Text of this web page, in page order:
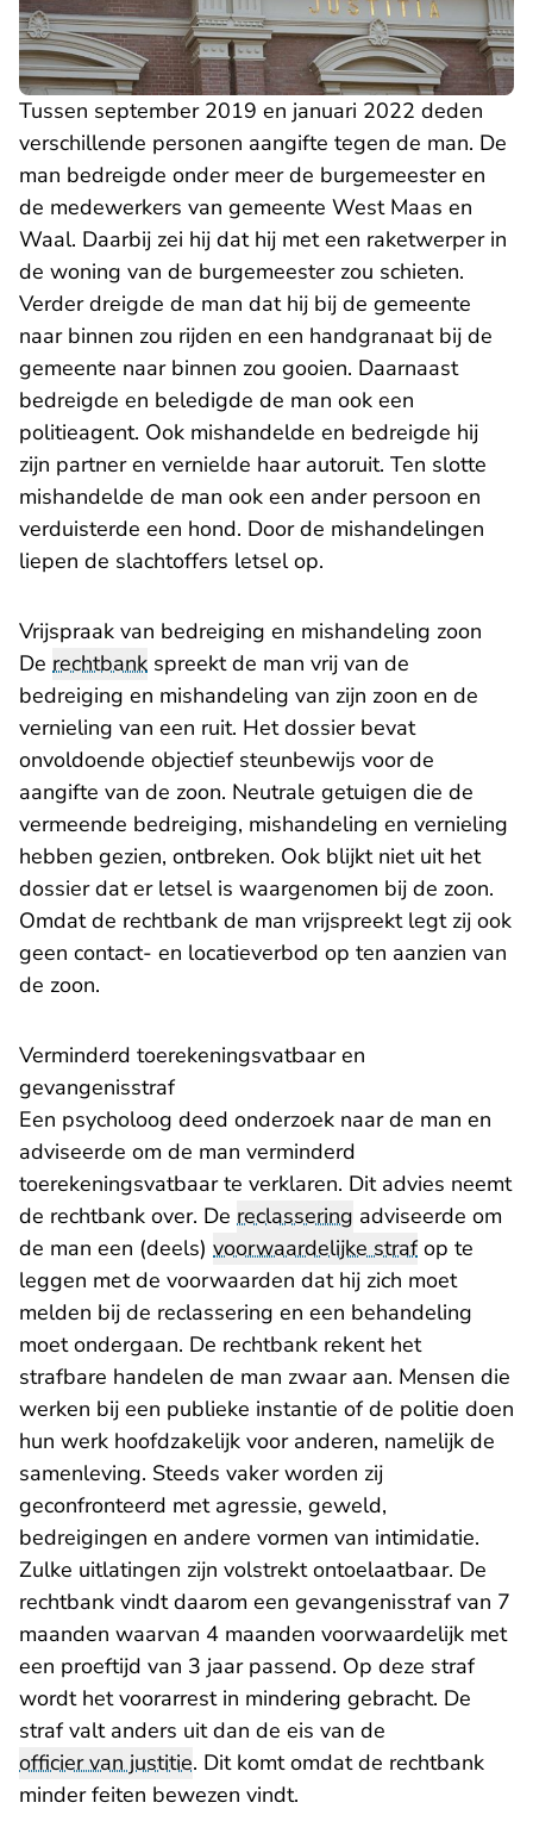
Tussen september 2019 en januari 2022 deden
verschillende personen aangifte tegen de man. De
man bedreigde onder meer de burgemeester en
de medewerkers van gemeente West Maas en
Waal. Daarbij zei hij dat hij met een raketwerper in
de woning van de burgemeester zou schieten.
Verder dreigde de man dat hij bij de gemeente
naar binnen zou rijden en een handgranaat bij de
gemeente naar binnen zou gooien. Daarnaast
bedreigde en beledigde de man ook een
politieagent. Ook mishandelde en bedreigde hij
zijn partner en vernielde haar autoruit. Ten slotte
mishandelde de man ook een ander persoon en
verduisterde een hond. Door de mishandelingen
liepen de slachtoffers letsel op.
Vrijspraak van bedreiging en mishandeling zoon
De rechtbank spreekt de man vrij van de
bedreiging en mishandeling van zijn zoon en de
vernieling van een ruit. Het dossier bevat
onvoldoende objectief steunbewijs voor de
aangifte van de zoon. Neutrale getuigen die de
vermeende bedreiging, mishandeling en vernieling
hebben gezien, ontbreken. Ook blijkt niet uit het
dossier dat er letsel is waargenomen bij de zoon.
Omdat de rechtbank de man vrijspreekt legt zij ook
geen contact- en locatieverbod op ten aanzien van
de zoon.
Verminderd toerekeningsvatbaar en
gevangenisstraf
Een psycholoog deed onderzoek naar de man en
adviseerde om de man verminderd
toerekeningsvatbaar te verklaren. Dit advies neemt
de rechtbank over. De reclassering adviseerde om
de man een (deels) voorwaardelijke strafop te
leggen met de voorwaarden dat hij zich moet
melden bij de reclassering en een behandeling
moet ondergaan. De rechtbank rekent het
strafbare handelen de man zwaar aan. Mensen die
werken bij een publieke instantie of de politie doen
hun werk hoofdzakelijk voor anderen, namelijk de
samenleving. Steeds vaker worden zij
geconfronteerd met agressie, geweld,
bedreigingen en andere vormen van intimidatie.
Zulke uitlatingen zijn volstrekt ontoelaatbaar. De
rechtbank vindt daarom een gevangenisstraf van 7
maanden waarvan 4 maanden voorwaardelijk met
een proeftijd van 3 jaar passend. Op deze straf
wordt het voorarrest in mindering gebracht. De
straf valt anders uit dan de eis van de
officier van justitie. Dit komt omdat de rechtbank
minder feiten bewezen vindt.